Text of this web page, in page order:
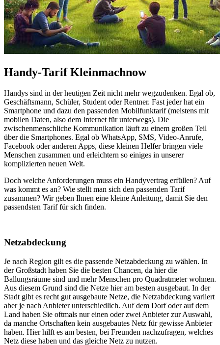
Handy-Tarif Kleinmachnow
Handys sind in der heutigen Zeit nicht mehr wegzudenken. Egal ob,
Geschäftsmann, Schüler, Student oder Rentner. Fast jeder hat ein
Smartphone und dazu den passenden Mobilfunktarif (meistens mit
mobilen Daten, also dem Internet für unterwegs). Die
zwischenmenschliche Kommunikation läuft zu einem großen Teil
über die Smartphones. Egal ob WhatsApp, SMS, Video-Anrufe,
Facebook oder anderen Apps, diese kleinen Helfer bringen viele
Menschen zusammen und erleichtern so einiges in unserer
komplizierten neuen Welt.
Doch welche Anforderungen muss ein Handyvertrag erfüllen? Auf
was kommt es an? Wie stellt man sich den passenden Tarif
zusammen? Wir geben Ihnen eine kleine Anleitung, damit Sie den
passendsten Tarif für sich finden.
Netzabdeckung
Je nach Region gilt es die passende Netzabdeckung zu wählen. In
der Großstadt haben Sie die besten Chancen, da hier die
Ballungsräume sind und mehr Menschen pro Quadratmeter wohnen.
Aus diesem Grund sind die Netze hier am besten ausgebaut. In der
Stadt gibt es recht gut ausgebaute Netze, die Netzabdeckung variiert
aber je nach Anbieter unterschiedlich. Auf dem Dorf oder auf dem
Land haben Sie oftmals nur einen oder zwei Anbieter zur Auswahl,
da manche Ortschaften kein ausgebautes Netz für gewisse Anbieter
haben. Hier hilft es am besten, bei Freunden nachzufragen, welches
Netz diese haben und das gleiche Netz zu nutzen.